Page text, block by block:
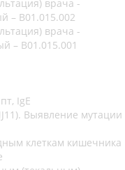
врача -
– B01.015.002
врача -
– B01.015.001
IgE
Выявление мутации
клеткам кишечника